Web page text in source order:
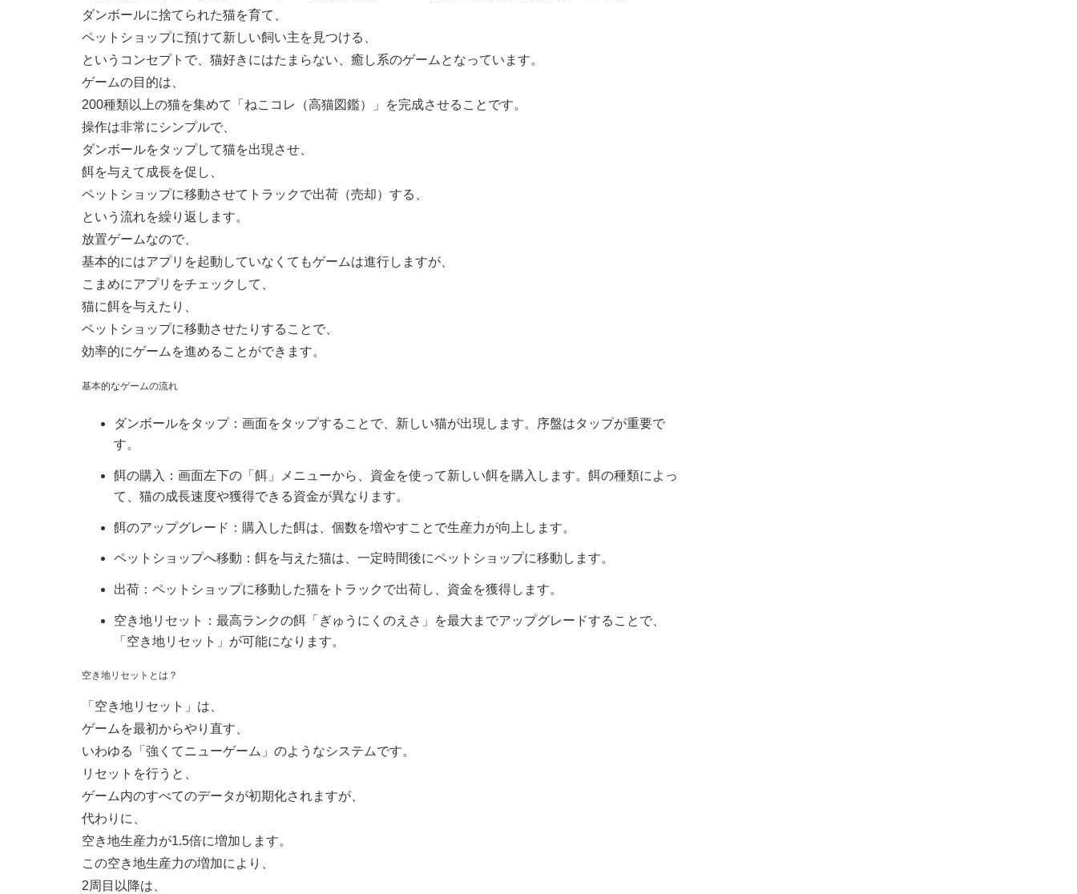
ダンボールに捨てられた猫を育て、
ペットショップに預けて新しい飼い主を見つける、
というコンセプトで、猫好きにはたまらない、癒し系のゲームとなっています。
ゲームの目的は、
200種類以上の猫を集めて「ねこコレ（高猫図鑑）」を完成させることです。
操作は非常にシンプルで、
ダンボールをタップして猫を出現させ、
餌を与えて成長を促し、
ペットショップに移動させてトラックで出荷（売却）する、
という流れを繰り返します。
放置ゲームなので、
基本的にはアプリを起動していなくてもゲームは進行しますが、
こまめにアプリをチェックして、
猫に餌を与えたり、
ペットショップに移動させたりすることで、
効率的にゲームを進めることができます。
基本的なゲームの流れ
ダンボールをタップ：画面をタップすることで、新しい猫が出現します。序盤はタップが重要で
す。
餌の購入：画面左下の「餌」メニューから、資金を使って新しい餌を購入します。餌の種類によっ
て、猫の成長速度や獲得できる資金が異なります。
餌のアップグレード：購入した餌は、個数を増やすことで生産力が向上します。
ペットショップへ移動：餌を与えた猫は、一定時間後にペットショップに移動します。
出荷：ペットショップに移動した猫をトラックで出荷し、資金を獲得します。
空き地リセット：最高ランクの餌「ぎゅうにくのえさ」を最大までアップグレードすることで、
「空き地リセット」が可能になります。
空き地リセットとは？
「空き地リセット」は、
ゲームを最初からやり直す、
いわゆる「強くてニューゲーム」のようなシステムです。
リセットを行うと、
ゲーム内のすべてのデータが初期化されますが、
代わりに、
空き地生産力が1.5倍に増加します。
この空き地生産力の増加により、
2周目以降は、